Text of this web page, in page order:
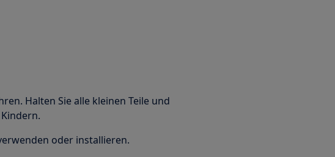
Halten Sie alle kleinen Teile und
oder installieren.